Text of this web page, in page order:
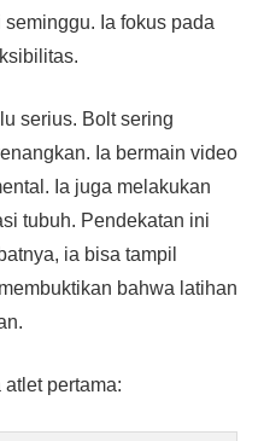
Ia fokus pada
serius. Bolt sering
Ia bermain video
Ia juga melakukan
tubuh. Pendekatan ini
ia bisa tampil
bahwa latihan
pertama: